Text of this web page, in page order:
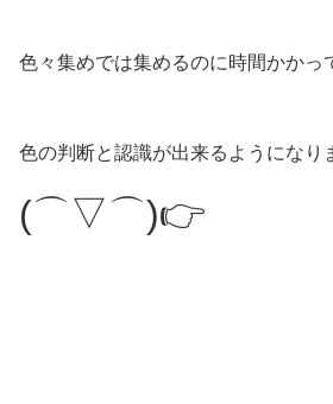
色々集めでは集めるのに時間かかっ
色の判断と認識が出来るようになり
(⌒▽⌒)👉